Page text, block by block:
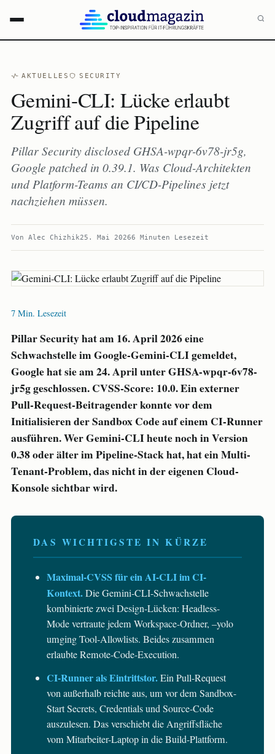
AKTUELLES SECURITY
Gemini-CLI: Lücke erlaubt
Zugriff auf die Pipeline
Pillar Security disclosed GHSA-wpqr-6v78-jr5g,
Google patched in 0.39.1. Was Cloud-Architekten
und Platform-Teams an CI/CD-Pipelines jetzt
nachziehen müssen.
VonAlec Chizhik25. Mai 20266 Minuten Lesezeit
7 Min. Lesezeit
Pillar Security hat am 16. April 2026 eine
Schwachstelle im Google-Gemini-CLI gemeldet,
Google hat sie am 24. April unter GHSA-wpqr-6v78-
jr5g geschlossen. CVSS-Score: 10.0. Ein externer
Pull-Request-Beitragender konnte vor dem
Initialisieren der Sandbox Code auf einem CI-Runner
ausführen. Wer Gemini-CLI heute noch in Version
0.38 oder älter im Pipeline-Stack hat, hat ein Multi-
Tenant-Problem, das nicht in der eigenen Cloud-
Konsole sichtbar wird.
DAS WICHTIGSTE IN KÜRZE
Maximal-CVSS für ein AI-CLI im CI-
Kontext.Die Gemini-CLI-Schwachstelle
kombinierte zwei Design-Lücken: Headless-
Mode vertraute jedem Workspace-Ordner, –yolo
umging Tool-Allowlists. Beides zusammen
erlaubte Remote-Code-Execution.
CI-Runner als Eintrittstor.Ein Pull-Request
von außerhalb reichte aus, um vor dem Sandbox-
Start Secrets, Credentials und Source-Code
auszulesen. Das verschiebt die Angriffsfläche
vom Mitarbeiter-Laptop in die Build-Plattform.